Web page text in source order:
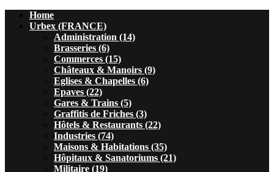
Home
Urbex (FRANCE)
Administration (14)
Brasseries (6)
Commerces (15)
Châteaux & Manoirs (9)
Eglises & Chapelles (6)
Epaves (22)
Gares & Trains (5)
Graffitis de Friches (3)
Hôtels & Restaurants (22)
Industries (74)
Maisons & Habitations (35)
Hôpitaux & Sanatoriums (21)
Militaire (19)